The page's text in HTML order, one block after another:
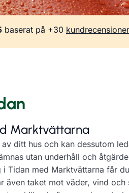
baserat på +30 kundrecensioner
Marktvättarna
ditt hus och kan dessutom
utan underhåll och
i Tidan med Marktvättarna får
även taket mot väder, vind och